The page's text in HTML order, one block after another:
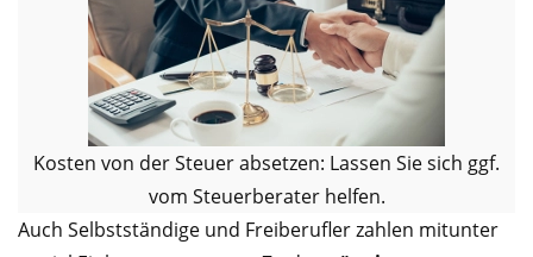
Kosten von der Steuer absetzen: Lassen Sie sich ggf.
vom Steuerberater helfen.
Auch Selbstständige und Freiberufler zahlen mitunter